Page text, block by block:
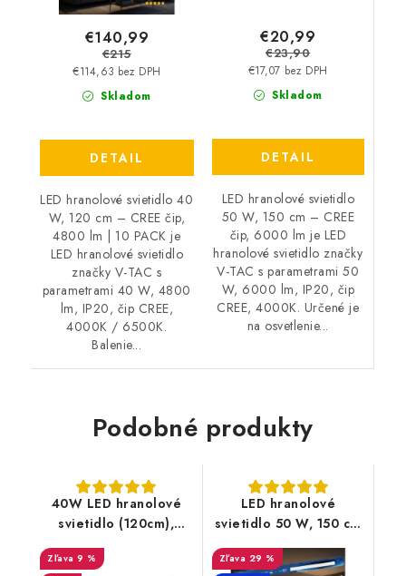
Skladom
€114,63 bez DPH
€140,99
€215
DETAIL
LED hranolové svietidlo 40
W, 120 cm – CREE čip,
4800 lm | 10 PACK je
LED hranolové svietidlo
značky V-TAC s
parametrami 40 W, 4800
lm, IP20, čip CREE,
4000K / 6500K.
Balenie...
Skladom
€17,07 bez DPH
€20,99
€23,90
DETAIL
LED hranolové svietidlo
50 W, 150 cm – CREE
čip, 6000 lm je LED
hranolové svietidlo značky
V-TAC s parametrami 50
W, 6000 lm, IP20, čip
CREE, 4000K. Určené je
na osvetlenie...
Podobné produkty
40W LED hranolové
svietidlo (120cm),
CREE čip,
vysokosvietivé -
9 %
LED hranolové
svietidlo 50 W, 150 cm
– CREE čip, 6000 lm |
10 PACK
29 %